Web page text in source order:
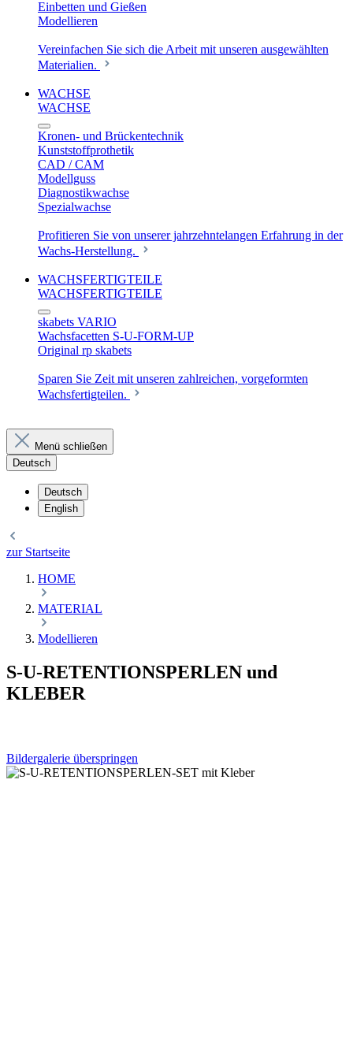
Einbetten und Gießen
Modellieren
Vereinfachen Sie sich die Arbeit mit unseren ausgewählten
Materialien.
WACHSE
WACHSE
Kronen- und Brückentechnik
Kunststoffprothetik
CAD / CAM
Modellguss
Diagnostikwachse
Spezialwachse
Profitieren Sie von unserer jahrzehntelangen Erfahrung in der
Wachs-Herstellung.
WACHSFERTIGTEILE
WACHSFERTIGTEILE
skabets VARIO
Wachsfacetten S-U-FORM-UP
Original rp skabets
Sparen Sie Zeit mit unseren zahlreichen, vorgeformten
Wachsfertigteilen.
Menü schließen
Deutsch
Deutsch
English
zur Startseite
HOME
MATERIAL
Modellieren
S-U-RETENTIONSPERLEN und
KLEBER
Bildergalerie überspringen